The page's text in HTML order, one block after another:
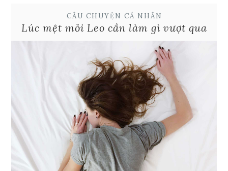
CÂU CHUYỆN CÁ NHÂN
Lúc mệt mỏi Leo cần làm gì vượt qua